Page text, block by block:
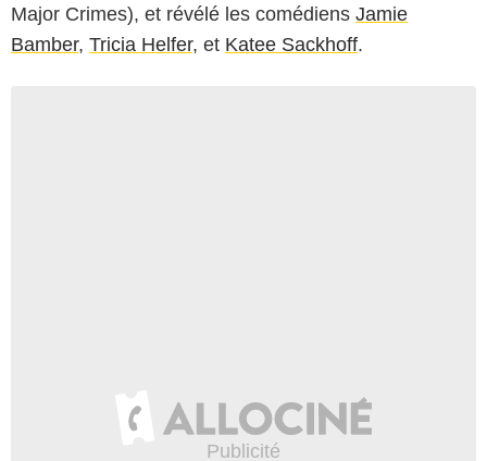
Major Crimes), et révélé les comédiens Jamie
Bamber, Tricia Helfer, et Katee Sackhoff.